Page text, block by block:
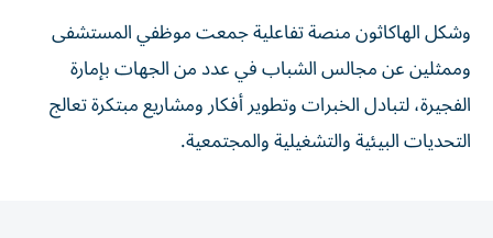
وشكل الهاكاثون منصة تفاعلية جمعت موظفي المستشفى
وممثلين عن مجالس الشباب في عدد من الجهات بإمارة
الفجيرة، لتبادل الخبرات وتطوير أفكار ومشاريع مبتكرة تعالج
التحديات البيئية والتشغيلية والمجتمعية.